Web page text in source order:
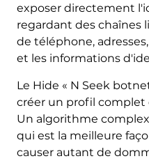
exposer directement
regardant des chaînes
de téléphone,
et les informations
Le Hide « N Seek
créer un profil complet
Un algorithme
qui est la meilleure
causer autant de